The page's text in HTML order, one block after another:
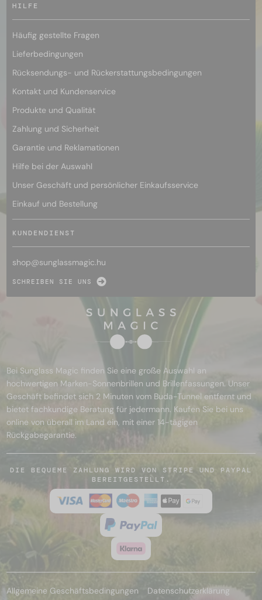
HILFE
Häufig gestellte Fragen
Lieferbedingungen
Rücksendungs- und Rückerstattungsbedingungen
Kontakt und Kundenservice
Produkte und Qualität
Zahlung und Sicherheit
Garantie und Reklamationen
Hilfe bei der Auswahl
Unser Geschäft und persönlicher Einkaufsservice
Einkauf und Bestellung
KUNDENDIENST
shop@sunglassmagic.hu
SCHREIBEN SIE UNS
Bei Sunglass Magic finden Sie eine große Auswahl an
hochwertigen Marken-Sonnenbrillen und Brillenfassungen. Unser
Geschäft befindet sich 2 Minuten vom Buda-Tunnel entfernt und
bietet fachkundige Beratung für jedermann. Kaufen Sie bei uns
online von überall im Land ein, mit einer 14-tägigen
Rückgabegarantie.
DIE BEQUEME ZAHLUNG WIRD VON STRIPE UND PAYPAL
BEREITGESTELLT.
Allgemeine Geschäftsbedingungen
Datenschutzerklärung